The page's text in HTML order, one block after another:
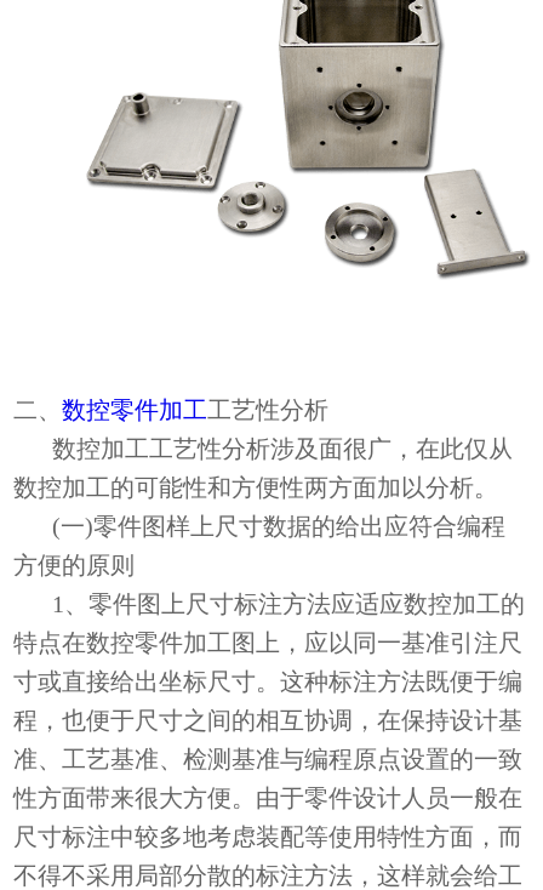
二、数控零件加工工艺性分析
数控加工工艺性分析涉及面很广，在此仅从
数控加工的可能性和方便性两方面加以分析。
(一)零件图样上尺寸数据的给出应符合编程
方便的原则
1、零件图上尺寸标注方法应适应数控加工的
特点在数控零件加工图上，应以同一基准引注尺
寸或直接给出坐标尺寸。这种标注方法既便于编
程，也便于尺寸之间的相互协调，在保持设计基
准、工艺基准、检测基准与编程原点设置的一致
性方面带来很大方便。由于零件设计人员一般在
尺寸标注中较多地考虑装配等使用特性方面，而
不得不采用局部分散的标注方法，这样就会给工